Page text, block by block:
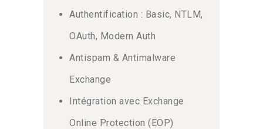
Authentification : Basic, NTLM,
OAuth, Modern Auth
Antispam & Antimalware
Exchange
Intégration avec Exchange
Online Protection (EOP)